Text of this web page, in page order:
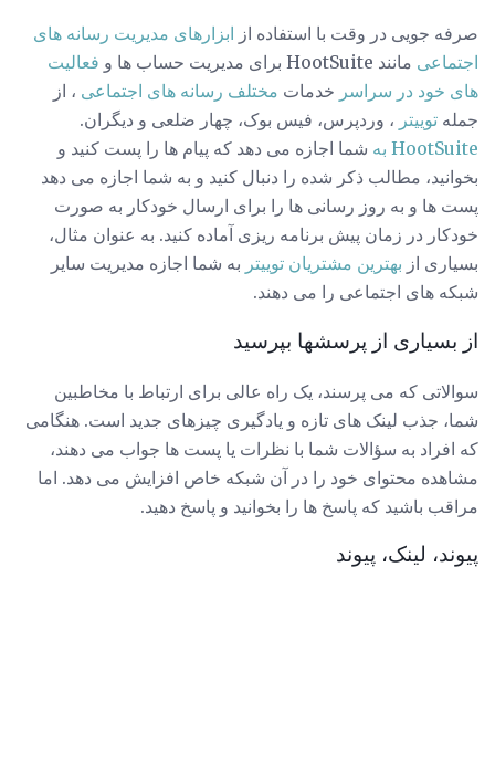
صرفه جویی در وقت با استفاده از ابزارهای مدیریت رسانه های
اجتماعی مانند HootSuite برای مدیریت حساب ها و
فعالیت
های خود در سراسر خدمات مختلف رسانه های اجتماعی ، از
جمله توییتر ، وردپرس، فیس بوک، چهار ضلعی و دیگران.
HootSuite به
شما اجازه می دهد که پیام ها را پست کنید و
بخوانید، مطالب ذکر شده را دنبال کنید و به شما اجازه می دهد
پست ها و به روز رسانی ها را برای ارسال خودکار به صورت
خودکار در زمان پیش برنامه ریزی آماده کنید. به عنوان مثال،
بسیاری از بهترین مشتریان توییتر به شما اجازه مدیریت سایر
شبکه های اجتماعی را می دهند.
از بسیاری از پرسشها بپرسید
سوالاتی که می پرسند، یک راه عالی برای ارتباط با مخاطبین
شما، جذب لینک های تازه و یادگیری چیزهای جدید است. هنگامی
که افراد به سؤالات شما با نظرات یا پست ها جواب می دهند،
مشاهده محتوای خود را در آن شبکه خاص افزایش می دهد. اما
مراقب باشید که پاسخ ها را بخوانید و پاسخ دهید.
پیوند، لینک، پیوند